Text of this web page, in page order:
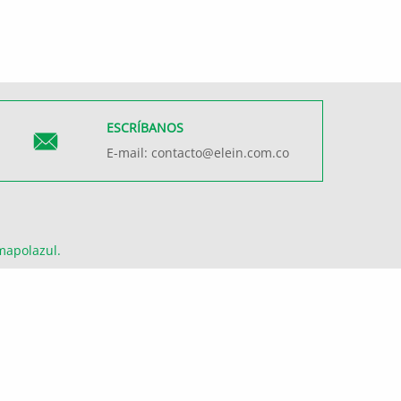
ESCRÍBANOS
E-mail:contacto@elein.com.co
.